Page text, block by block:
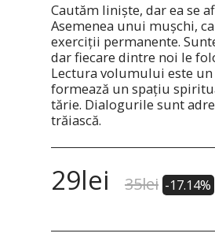
Cautăm linişte, dar ea se
Asemenea unui muşchi,
exerciţii permanente.
dar fiecare dintre noi le
Lectura volumului este
formează un spaţiu
tărie. Dialogurile sunt
trăiască.
29lei 35lei -17.14%